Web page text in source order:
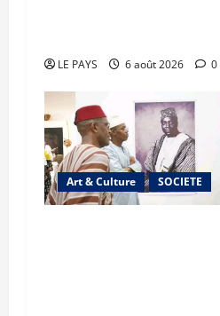
LE PAYS 6 août 2026 0
Art & Culture SOCIETE